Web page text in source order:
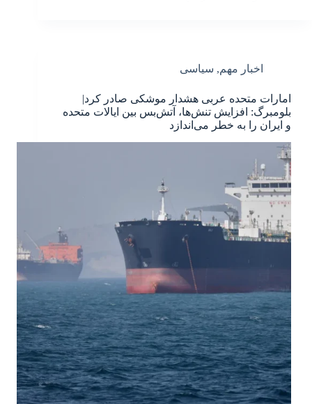
اخبار مهم, سیاسی
امارات متحده عربی هشدار موشکی صادر کرد|
بلومبرگ: افزایش تنش‌ها، آتش‌بس بین ایالات متحده
و ایران را به خطر می‌اندازد